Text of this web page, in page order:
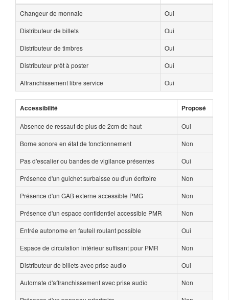
Changeur de monnaie
Oui
Distributeur de billets
Oui
Distributeur de timbres
Oui
Distributeur prêt à poster
Oui
Affranchissement libre service
Oui
Accessibilité Proposé
Absence de ressaut de plus de 2cm de haut
Oui
Borne sonore en état de fonctionnement
Non
Pas d'escalier ou bandes de vigilance présentes
Oui
Présence d'un guichet surbaisse ou d'un écritoire
Non
Présence d'un GAB externe accessible PMG
Non
Présence d'un espace confidentiel accessible PMR
Non
Entrée autonome en fauteil roulant possible
Oui
Espace de circulation intérieur suffisant pour PMR
Non
Distributeur de billets avec prise audio
Oui
Automate d'affranchissement avec prise audio
Non